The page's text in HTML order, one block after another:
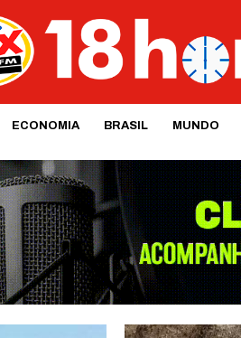
ECONOMIA BRASIL MUNDO